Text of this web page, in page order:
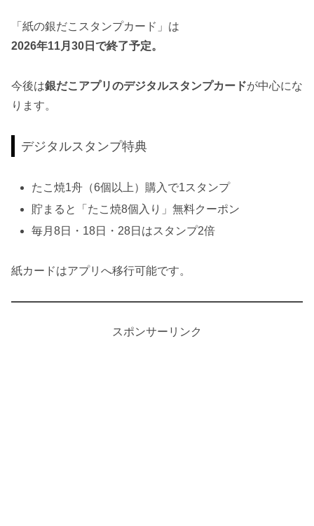
「紙の銀だこスタンプカード」は
2026年11月30日で終了予定。
今後は銀だこアプリのデジタルスタンプカードが中心にな
ります。
デジタルスタンプ特典
たこ焼1舟（6個以上）購入で1スタンプ
貯まると「たこ焼8個入り」無料クーポン
毎月8日・18日・28日はスタンプ2倍
紙カードはアプリへ移行可能です。
スポンサーリンク